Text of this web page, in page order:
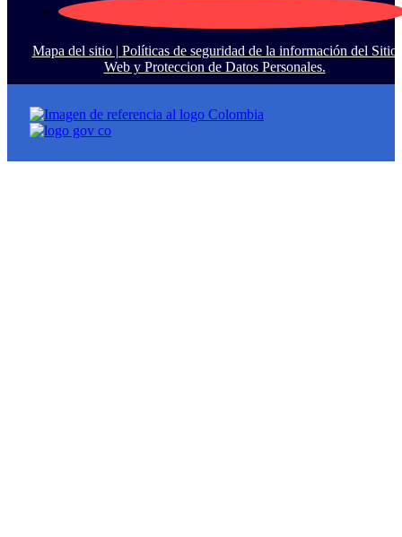
Mapa del sitio | Políticas de seguridad de la información del Sitio
Web y Proteccion de Datos Personales.